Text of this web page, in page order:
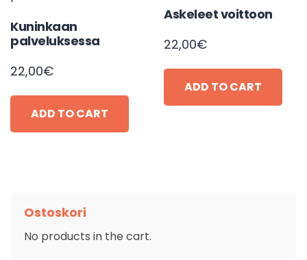
Kuninkaan
palveluksessa
22,00€
ADD TO CART
Askeleet voittoon
22,00€
ADD TO CART
Ostoskori
No products in the cart.